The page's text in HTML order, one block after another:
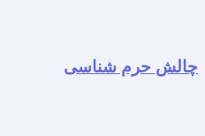
چالش حرم شناسی